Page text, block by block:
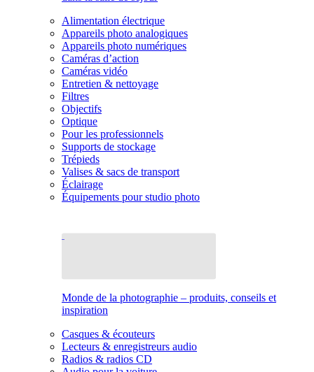
Alimentation électrique
Appareils photo analogiques
Appareils photo numériques
Caméras d’action
Caméras vidéo
Entretien & nettoyage
Filtres
Objectifs
Optique
Pour les professionnels
Supports de stockage
Trépieds
Valises & sacs de transport
Éclairage
Équipements pour studio photo
Monde de la photographie – produits, conseils et
inspiration
Casques & écouteurs
Lecteurs & enregistreurs audio
Radios & radios CD